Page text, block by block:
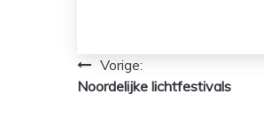
Bericht
navigatie
Vorige:
Noordelijke lichtfestivals